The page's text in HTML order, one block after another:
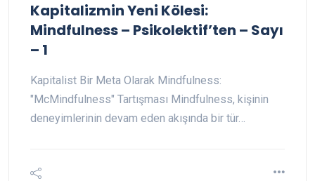
Kapitalizmin Yeni Kölesi:
Mindfulness – Psikolektif’ten – Sayı
– 1
Kapitalist Bir Meta Olarak Mindfulness:
"McMindfulness" Tartışması Mindfulness, kişinin
deneyimlerinin devam eden akışında bir tür…